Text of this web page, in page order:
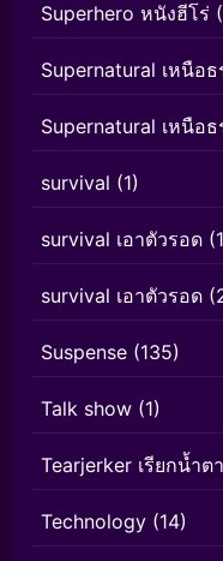
Superhero หนังฮีโร่
Supernatural เหนือ
Supernatural เหนือ
survival (1)
survival เอาตัวรอด
survival เอาตัวรอด
Suspense (135)
Talk show (1)
Tearjerker เรียกน้ำตา
Technology (14)